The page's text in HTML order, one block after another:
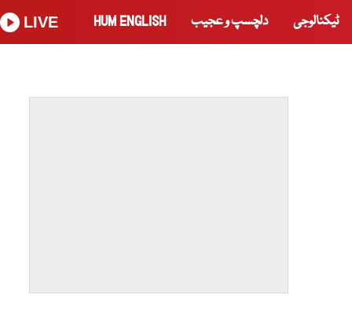
ٹیکنالوجی دلچسپ و عجیب HUM ENGLISH
LIVE